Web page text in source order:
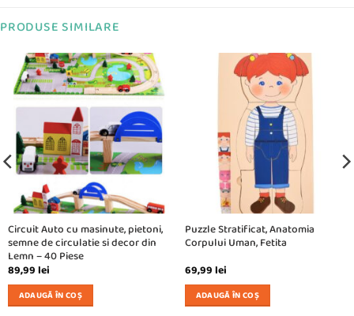
PRODUSE SIMILARE
Circuit Auto cu masinute, pietoni,
semne de circulatie si decor din
Lemn – 40 Piese
89,99lei
ADAUGĂ ÎN COȘ
Puzzle Stratificat, Anatomia
Corpului Uman, Fetita
69,99lei
ADAUGĂ ÎN COȘ